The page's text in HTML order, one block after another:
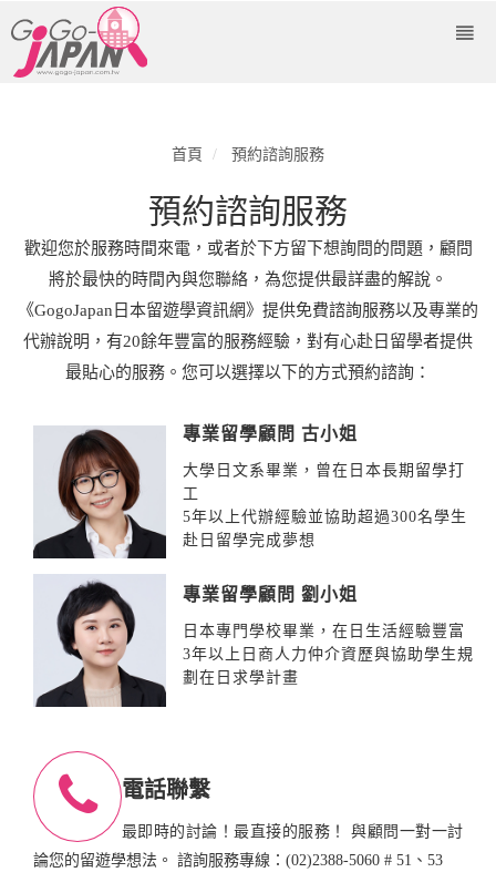
首頁 預約諮詢服務
預約諮詢服務
歡迎您於服務時間來電，或者於下方留下想詢問的問題，顧問
將於最快的時間內與您聯絡，為您提供最詳盡的解說。
《GogoJapan日本留遊學資訊網》提供免費諮詢服務以及專業的
代辦說明，有20餘年豐富的服務經驗，對有心赴日留學者提供
最貼心的服務。您可以選擇以下的方式預約諮詢：
專業留學顧問 古小姐
大學日文系畢業，曾在日本長期留學打
工
5年以上代辦經驗並協助超過300名學生
赴日留學完成夢想
專業留學顧問 劉小姐
日本專門學校畢業，在日生活經驗豐富
3年以上日商人力仲介資歷與協助學生規
劃在日求學計畫
電話聯繫
最即時的討論！最直接的服務！ 與顧問一對一討
論您的留遊學想法。 諮詢服務專線：(02)2388-5060 # 51、53